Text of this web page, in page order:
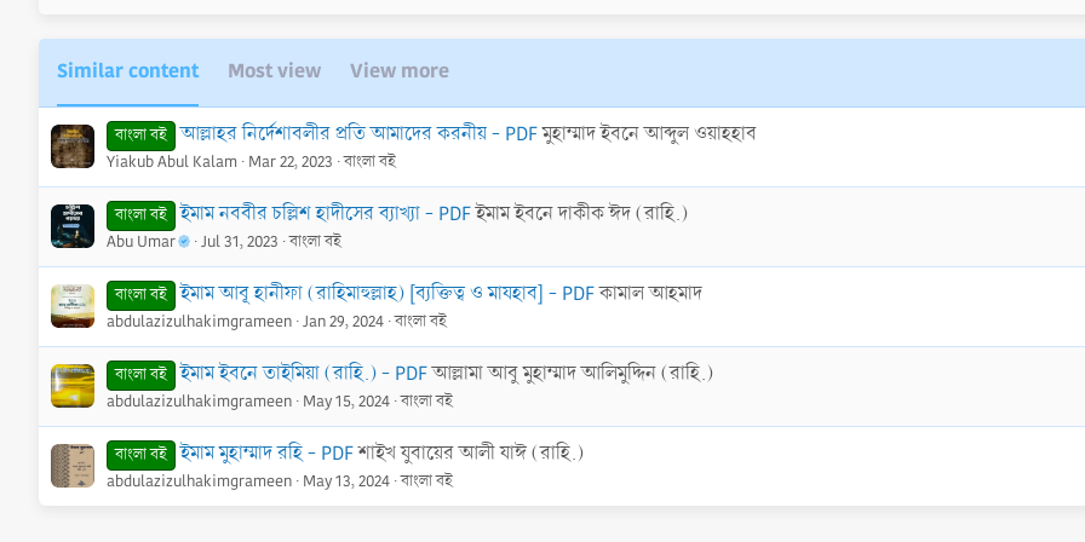
Similar content Most view View more
বাংলা বই আল্লাহর নির্দেশাবলীর প্রতি আমাদের করনীয় - PDFমুহাম্মাদ ইবনে আব্দুল ওয়াহহাব
Yiakub Abul Kalam Mar 22, 2023 বাংলা বই
বাংলা বই ইমাম নববীর চল্লিশ হাদীসের ব্যাখ্যা - PDFইমাম ইবনে দাকীক ঈদ (রাহি.)
Abu Umar Jul 31, 2023 বাংলা বই
বাংলা বই ইমাম আবূ হানীফা (রাহিমাহুল্লাহ) [ব্যক্তিত্ব ও মাযহাব] - PDFকামাল আহমাদ
abdulazizulhakimgrameen Jan 29, 2024 বাংলা বই
বাংলা বই ইমাম ইবনে তাইমিয়া (রাহি.) - PDFআল্লামা আবু মুহাম্মাদ আলিমুদ্দিন (রাহি.)
abdulazizulhakimgrameen May 15, 2024 বাংলা বই
বাংলা বই ইমাম মুহাম্মাদ রহি - PDFশাইখ যুবায়ের আলী যাঈ (রাহি.)
abdulazizulhakimgrameen May 13, 2024 বাংলা বই